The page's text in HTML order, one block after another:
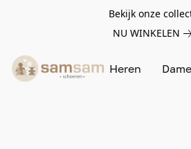
Bekijk onze
NU WINKELEN
Heren